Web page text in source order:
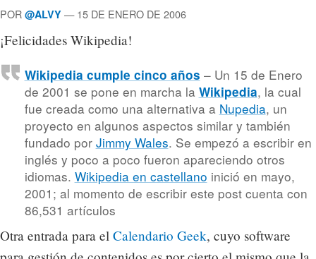
POR @ALVY — 15 DE ENERO DE 2006
¡Felicidades Wikipedia!
Wikipedia cumple cinco años – Un 15 de Enero
de 2001 se pone en marcha la Wikipedia, la cual
fue creada como una alternativa a Nupedia, un
proyecto en algunos aspectos similar y también
fundado por Jimmy Wales. Se empezó a escribir en
inglés y poco a poco fueron apareciendo otros
idiomas. Wikipedia en castellano inició en mayo,
2001; al momento de escribir este post cuenta con
86,531 artículos
Otra entrada para el Calendario Geek, cuyo software